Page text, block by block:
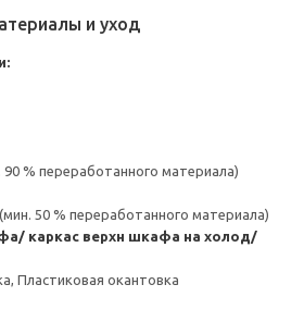
и уход
% переработанного материала)
50 % переработанного материала)
каркас верхн шкафа на холод/
Пластиковая окантовка